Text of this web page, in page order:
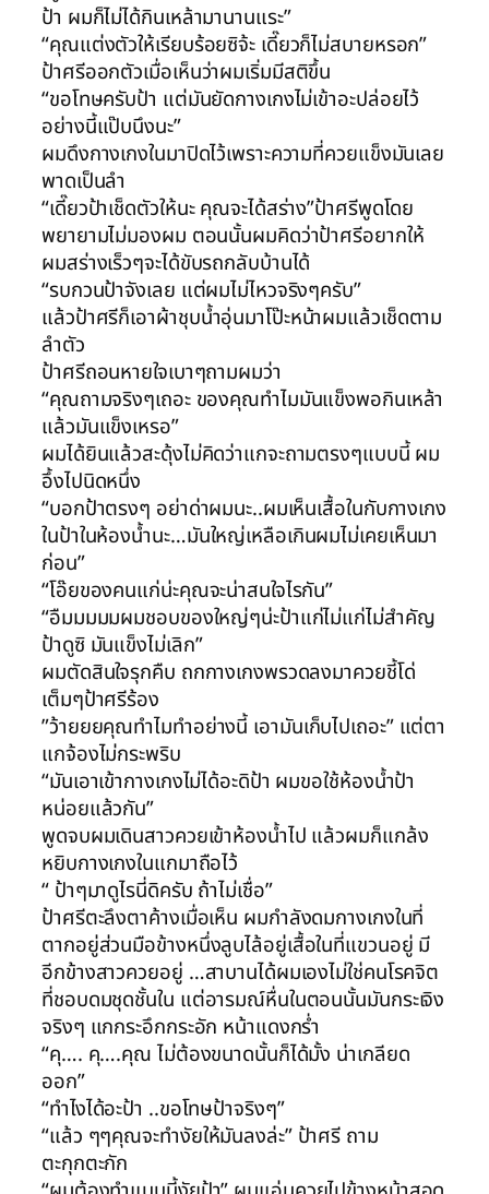
ป้า ผมก็ไม่ได้กินเหล้ามานานแระ”
“คุณแต่งตัวให้เรียบร้อยซิจ้ะ เดี๊ยวก็ไม่สบายหรอก”
ป้าศรีออกตัวเมื่อเห็นว่าผมเริ่มมีสติขึ้น
“ขอโทษครับป้า แต่มันยัดกางเกงไม่เข้าอะปล่อยไว้
อย่างนี้แป๊บนึงนะ”
ผมดึงกางเกงในมาปิดไว้เพราะความที่ควยแข็งมันเลย
พาดเป็นลำ
“เดี๊ยวป้าเช็ดตัวให้นะ คุณจะได้สร่าง”ป้าศรีพูดโดย
พยายามไม่มองผม ตอนนั้นผมคิดว่าป้าศรีอยากให้
ผมสร่างเร็วๆจะได้ขับรถกลับบ้านได้
“รบกวนป้าจังเลย แต่ผมไม่ไหวจริงๆครับ”
แล้วป้าศรีก็เอาผ้าชุบน้ำอุ่นมาโป๊ะหน้าผมแล้วเช็ดตาม
ลำตัว
ป้าศรีถอนหายใจเบาๆถามผมว่า
“คุณถามจริงๆเถอะ ของคุณทำไมมันแข็งพอกินเหล้า
แล้วมันแข็งเหรอ”
ผมได้ยินแล้วสะดุ้งไม่คิดว่าแกจะถามตรงๆแบบนี้ ผม
อึ้งไปนิดหนึ่ง
“บอกป้าตรงๆ อย่าด่าผมนะ..ผมเห็นเสื้อในกับกางเกง
ในป้าในห้องน้ำนะ…มันใหญ่เหลือเกินผมไม่เคยเห็นมา
ก่อน”
“โอ๊ยของคนแก่น่ะคุณจะน่าสนใจไรกัน”
“อืมมมมมผมชอบของใหญ่ๆน่ะป้าแก่ไม่แก่ไม่สำคัญ
ป้าดูซิ มันแข็งไม่เลิก”
ผมตัดสินใจรุกคืบ ถกกางเกงพรวดลงมาควยชี้โด่
เต็มๆป้าศรีร้อง
”ว้ายยยคุณทำไมทำอย่างนี้ เอามันเก็บไปเถอะ” แต่ตา
แกจ้องไม่กระพริบ
“มันเอาเข้ากางเกงไม่ได้อะดิป้า ผมขอใช้ห้องน้ำป้า
หน่อยแล้วกัน”
พูดจบผมเดินสาวควยเข้าห้องน้ำไป แล้วผมก็แกล้ง
หยิบกางเกงในแกมาถือไว้
“ ป้าๆมาดูไรนี่ดิครับ ถ้าไม่เชื่อ”
ป้าศรีตะลึงตาค้างเมื่อเห็น ผมกำลังดมกางเกงในที่
ตากอยู่ส่วนมือข้างหนึ่งลูบไล้อยู่เสื้อในที่แขวนอยู่ มี
อีกข้างสาวควยอยู่ …สาบานได้ผมเองไม่ใช่คนโรคจิต
ที่ชอบดมชุดชั้นใน แต่อารมณ์หื่นในตอนนั้นมันกระเจิง
จริงๆ แกกระอึกกระอัก หน้าแดงกร่ำ
“คุ…. คุ….คุณ ไม่ต้องขนาดนั้นก็ได้มั้ง น่าเกลียด
ออก”
“ทำไงได้อะป้า ..ขอโทษป้าจริงๆ”
“แล้ว ๆๆคุณจะทำงัยให้มันลงล่ะ” ป้าศรี ถาม
ตะกุกตะกัก